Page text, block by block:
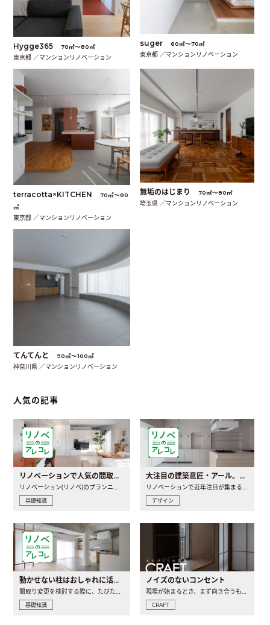
Hygge365 70㎡〜80㎡
東京都 ／マンションリノベーション
suger 60㎡〜70㎡
東京都 ／マンションリノベーション
terracotta×KITCHEN
70㎡〜80
㎡
東京都 ／マンションリノベーション
無垢のはじまり 70㎡〜80㎡
埼玉県 ／マンションリノベーション
てんてんと 90㎡〜100㎡
神奈川県 ／マンションリノベーション
人気の記事
リノベーションで人気の間取りとは？トレンドの間取りと実例を徹底解説
基礎知識
大注目の建築意匠・アール。人気の理由と空間に取り入れるポイント
デザイン
動かせない柱はおしゃれに活用！柱を魅せるリノベーション(リノベ)4選
基礎知識
ノイズのないコンセント
CRAFT